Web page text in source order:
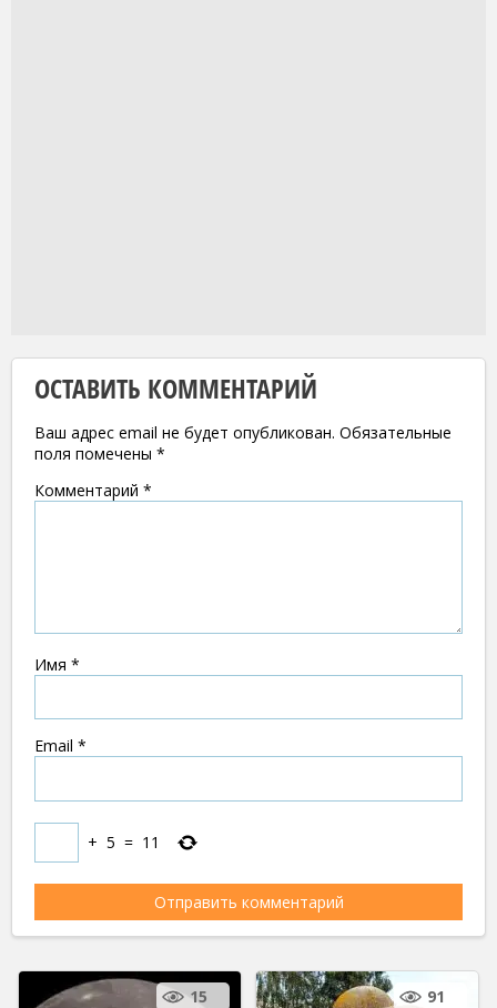
ОСТАВИТЬ КОММЕНТАРИЙ
Ваш адрес email не будет опубликован. Обязательные
поля помечены *
Комментарий *
Имя *
Email *
+ 5 = 11
15 91